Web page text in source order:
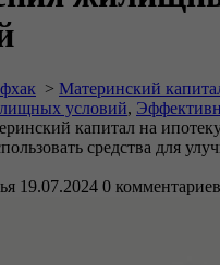
> Материнский
условий,
капитал на
средства для
19.07.2024 0 комментариев